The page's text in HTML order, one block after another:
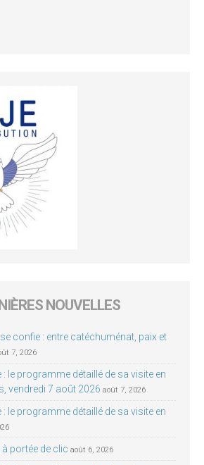
NOUVELLES
confie : entre catéchuménat, paix et
7, 2026
: le programme détaillé de sa visite en
vendredi 7 août 2026 août 7, 2026
: le programme détaillé de sa visite en
portée de clic août 6, 2026